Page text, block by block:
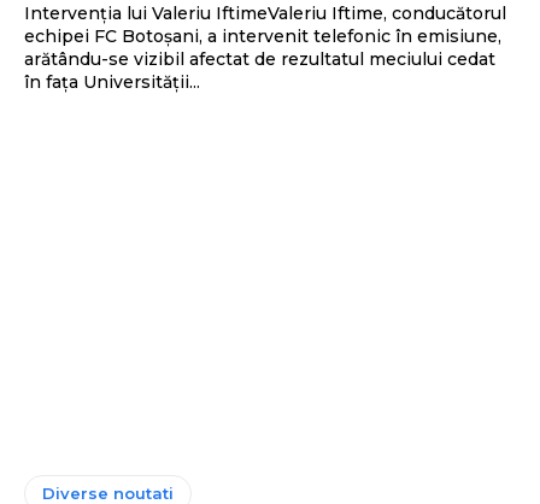
Intervenția lui Valeriu IftimeValeriu Iftime, conducătorul
echipei FC Botoșani, a intervenit telefonic în emisiune,
arătându-se vizibil afectat de rezultatul meciului cedat
în fața Universității...
Diverse noutati